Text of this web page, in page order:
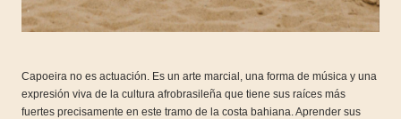
Capoeira no es actuación. Es un arte marcial, una forma de música y una
expresión viva de la cultura afrobrasileña que tiene sus raíces más
fuertes precisamente en este tramo de la costa bahiana. Aprender sus